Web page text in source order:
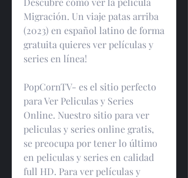
Migración. Un viaje patas arriba
(2023) en español latino de forma
gratuita quieres ver películas y
series en línea!
PopCornTV- es el sitio perfecto
para Ver Peliculas y Series
Online. Nuestro sitio para ver
peliculas y series online gratis,
se preocupa por tener lo último
en peliculas y series en calidad
full HD. Para ver películas y